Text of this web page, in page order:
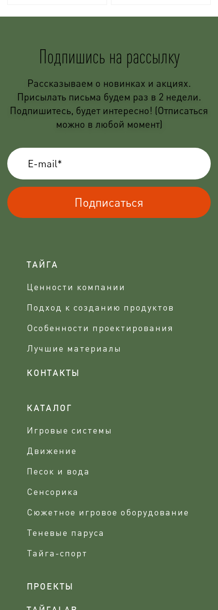
Подпишись на рассылку
Рассказываем о новинках и акциях.
Присылать письма будем раз в 2 недели.
Подпишитесь, будет интересно! (Отписаться
можно в любой момент)
Подписаться
ТАЙГА
Ценности компании
Подход к созданию продуктов
Особенности проектирования
Лучшие материалы
КОНТАКТЫ
КАТАЛОГ
Игровые системы
Движение
Песок и вода
Сенсорика
Сюжетное игровое оборудование
Теневые паруса
Тайга-спорт
ПРОЕКТЫ